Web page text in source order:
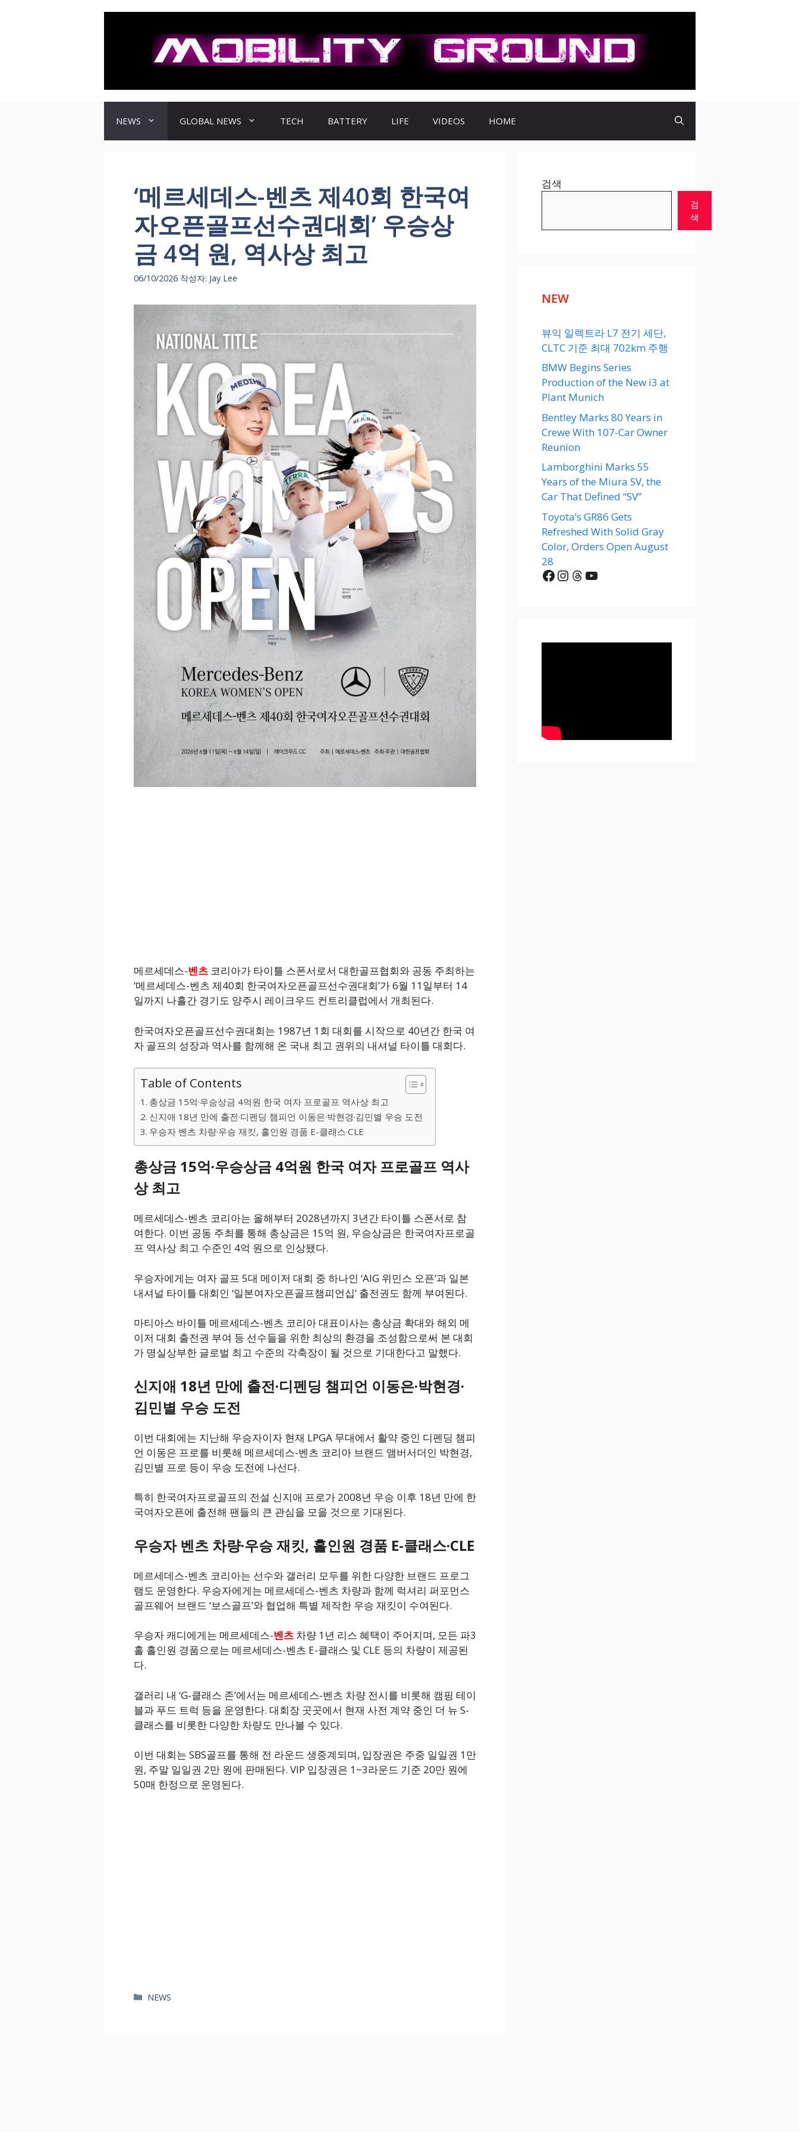
NEWS GLOBAL NEWS TECH BATTERY LIFE VIDEOS HOME
‘메르세데스-벤츠 제40회 한국여
자오픈골프선수권대회’ 우승상
금 4억 원, 역사상 최고
06/10/2026 작성자: Jay Lee
메르세데스-벤츠 코리아가 타이틀 스폰서로서 대한골프협회와 공동 주최하는
‘메르세데스-벤츠 제40회 한국여자오픈골프선수권대회’가 6월 11일부터 14
일까지 나흘간 경기도 양주시 레이크우드 컨트리클럽에서 개최된다.
한국여자오픈골프선수권대회는 1987년 1회 대회를 시작으로 40년간 한국 여
자 골프의 성장과 역사를 함께해 온 국내 최고 권위의 내셔널 타이틀 대회다.
Table of Contents
총상금 15억·우승상금 4억원 한국 여자 프로골프 역사상 최고
신지애 18년 만에 출전·디펜딩 챔피언 이동은·박현경·김민별 우승 도전
우승자 벤츠 차량·우승 재킷, 홀인원 경품 E-클래스·CLE
총상금 15억·우승상금 4억원 한국 여자 프로골프 역사
상 최고
메르세데스-벤츠 코리아는 올해부터 2028년까지 3년간 타이틀 스폰서로 참
여한다. 이번 공동 주최를 통해 총상금은 15억 원, 우승상금은 한국여자프로골
프 역사상 최고 수준인 4억 원으로 인상됐다.
우승자에게는 여자 골프 5대 메이저 대회 중 하나인 ‘AIG 위민스 오픈’과 일본
내셔널 타이틀 대회인 ‘일본여자오픈골프챔피언십’ 출전권도 함께 부여된다.
마티아스 바이틀 메르세데스-벤츠 코리아 대표이사는 총상금 확대와 해외 메
이저 대회 출전권 부여 등 선수들을 위한 최상의 환경을 조성함으로써 본 대회
가 명실상부한 글로벌 최고 수준의 각축장이 될 것으로 기대한다고 말했다.
신지애 18년 만에 출전·디펜딩 챔피언 이동은·박현경·
김민별 우승 도전
이번 대회에는 지난해 우승자이자 현재 LPGA 무대에서 활약 중인 디펜딩 챔피
언 이동은 프로를 비롯해 메르세데스-벤츠 코리아 브랜드 앰버서더인 박현경,
김민별 프로 등이 우승 도전에 나선다.
특히 한국여자프로골프의 전설 신지애 프로가 2008년 우승 이후 18년 만에 한
국여자오픈에 출전해 팬들의 큰 관심을 모을 것으로 기대된다.
우승자 벤츠 차량·우승 재킷, 홀인원 경품 E-클래스·CLE
메르세데스-벤츠 코리아는 선수와 갤러리 모두를 위한 다양한 브랜드 프로그
램도 운영한다. 우승자에게는 메르세데스-벤츠 차량과 함께 럭셔리 퍼포먼스
골프웨어 브랜드 ‘보스골프’와 협업해 특별 제작한 우승 재킷이 수여된다.
우승자 캐디에게는 메르세데스-벤츠차량 1년 리스 혜택이 주어지며, 모든 파3
홀 홀인원 경품으로는 메르세데스-벤츠 E-클래스 및 CLE 등의 차량이 제공된
다.
갤러리 내 ‘G-클래스 존’에서는 메르세데스-벤츠 차량 전시를 비롯해 캠핑 테이
블과 푸드 트럭 등을 운영한다. 대회장 곳곳에서 현재 사전 계약 중인 더 뉴 S-
클래스를 비롯한 다양한 차량도 만나볼 수 있다.
이번 대회는 SBS골프를 통해 전 라운드 생중계되며, 입장권은 주중 일일권 1만
원, 주말 일일권 2만 원에 판매된다. VIP 입장권은 1~3라운드 기준 20만 원에
50매 한정으로 운영된다.
카
NEWS
검색
검
색
NEW
뷰익 일렉트라 L7 전기 세단,
CLTC 기준 최대 702km 주행
BMW Begins Series
Production of the New i3 at
Plant Munich
Bentley Marks 80 Years in
Crewe With 107-Car Owner
Reunion
Lamborghini Marks 55
Years of the Miura SV, the
Car That Defined “SV”
Toyota’s GR86 Gets
Refreshed With Solid Gray
Color, Orders Open August
28
Facebook
Instagram
Threads
YouTube